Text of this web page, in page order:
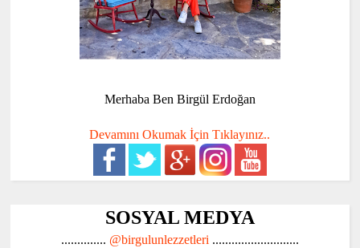
Merhaba Ben Birgül Erdoğan
Devamını Okumak İçin Tıklayınız..
SOSYAL MEDYA
.............. @birgulunlezzetleri ...........................